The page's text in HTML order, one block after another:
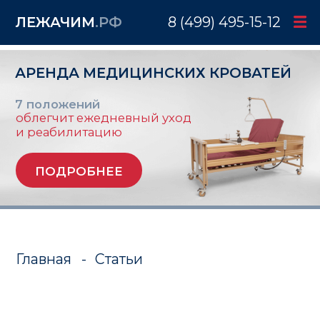
ЛЕЖАЧИМ.РФ 8 (499) 495-15-12
АРЕНДА МЕДИЦИНСКИХ КРОВАТЕЙ
ПОДРОБНЕЕ
7 положений
Главная - Статьи